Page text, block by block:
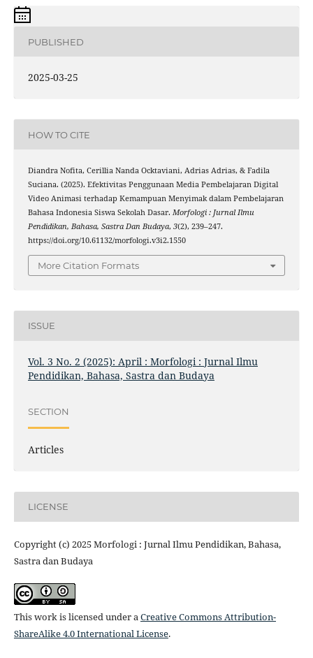
PUBLISHED
2025-03-25
HOW TO CITE
Diandra Nofita, Cerillia Nanda Ocktaviani, Adrias Adrias, & Fadila
Suciana. (2025). Efektivitas Penggunaan Media Pembelajaran Digital
Video Animasi terhadap Kemampuan Menyimak dalam Pembelajaran
Bahasa Indonesia Siswa Sekolah Dasar. Morfologi : Jurnal Ilmu
Pendidikan, Bahasa, Sastra Dan Budaya, 3(2), 239–247.
https://doi.org/10.61132/morfologi.v3i2.1550
More Citation Formats
ISSUE
Vol. 3 No. 2 (2025): April : Morfologi : Jurnal Ilmu
Pendidikan, Bahasa, Sastra dan Budaya
SECTION
Articles
LICENSE
Copyright (c) 2025 Morfologi : Jurnal Ilmu Pendidikan, Bahasa,
Sastra dan Budaya
This work is licensed under aCreative Commons Attribution-
ShareAlike 4.0 International License.